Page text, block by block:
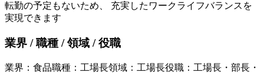
転勤の予定もないため、 充実したワークライフバランスを
実現できます
業界 / 職種 / 領域 / 役職
業界 ： 食品職種 ： 工場長領域 ： 工場長役職 ： 工場長・部長・